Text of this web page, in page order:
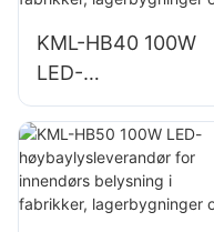
KML-HB40 100W
LED-
høybaylysleverand
ør for
innendørsbelysning
i fabrikker,